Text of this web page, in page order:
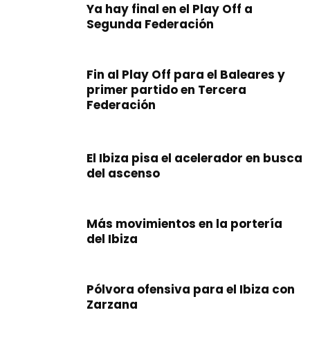
Ya hay final en el Play Off a
Segunda Federación
Fin al Play Off para el Baleares y
primer partido en Tercera
Federación
El Ibiza pisa el acelerador en busca
del ascenso
Más movimientos en la portería
del Ibiza
Pólvora ofensiva para el Ibiza con
Zarzana